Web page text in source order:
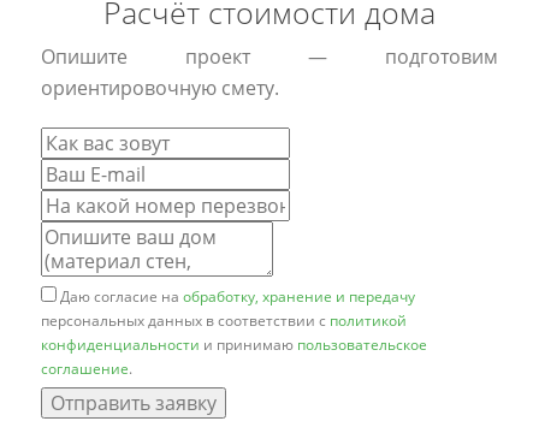
Расчёт стоимости дома
Опишите проект — подготовим
ориентировочную смету.
Даю согласие на обработку, хранение и передачу
персональных данных в соответствии с политикой
конфиденциальности и принимаю пользовательское
соглашение.
Отправить заявку